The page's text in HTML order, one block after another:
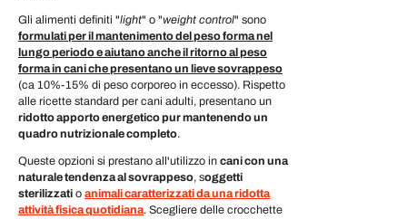
Gli alimenti definiti "light" o "weight control" sono
formulati per il mantenimento del peso forma nel
lungo periodo e aiutano anche il ritorno al peso
forma in cani che presentano un lieve sovrappeso
(ca 10%-15% di peso corporeo in eccesso). Rispetto
alle ricette standard per cani adulti, presentano un
ridotto apporto energetico pur mantenendo un
quadro nutrizionale completo.
Queste opzioni si prestano all'utilizzo in cani con una
naturale tendenza al sovrappeso, soggetti
sterilizzati o animali caratterizzati da una ridotta
attività fisica quotidiana. Scegliere delle crocchette